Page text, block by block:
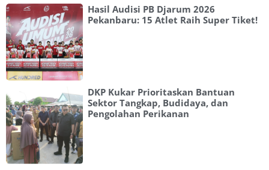
Hasil Audisi PB Djarum 2026
Pekanbaru: 15 Atlet Raih Super Tiket!
DKP Kukar Prioritaskan Bantuan
Sektor Tangkap, Budidaya, dan
Pengolahan Perikanan